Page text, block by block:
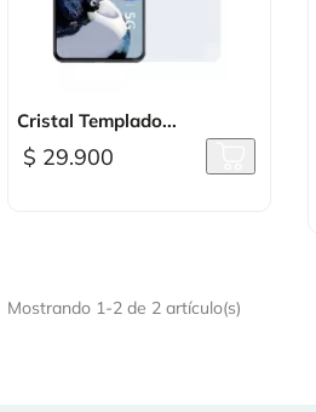
Vista rápida
Cristal Templado...
$ 29.900
Mostrando 1-2 de 2 artículo(s)